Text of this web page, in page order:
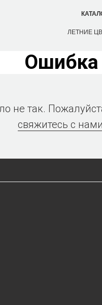
ЛЕТНИЕ
Ошибка
не так.
свяжитесь с нами